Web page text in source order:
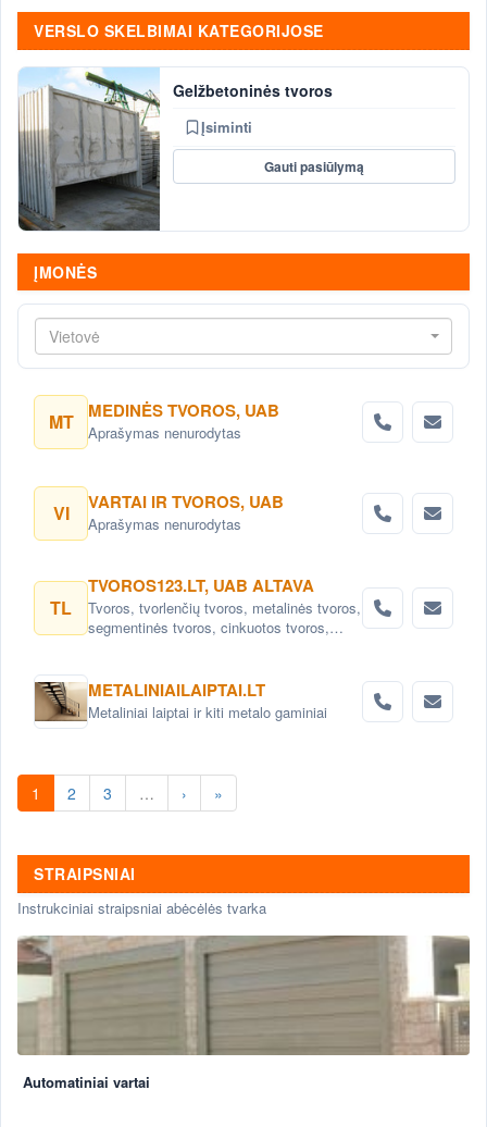
VERSLO SKELBIMAI KATEGORIJOSE
Gelžbetoninės tvoros
Įsiminti
Gauti pasiūlymą
ĮMONĖS
Vietovė
MT MEDINĖS TVOROS, UAB
Aprašymas nenurodytas
VI VARTAI IR TVOROS, UAB
Aprašymas nenurodytas
TL
TVOROS123.LT, UAB ALTAVA
Tvoros, tvorlenčių tvoros, metalinės tvoros,
segmentinės tvoros, cinkuotos tvoros,
Tvora, tvoros, tvoros segmentai, tvoros
stulpai, tvoralentės, cinkuotos tvoralentės.
Varstomi, stumdomi vartai, varteliai, tvoros
METALINIAILAIPTAI.LT
Metaliniai laiptai ir kiti metalo gaminiai
1 2 3 … › »
STRAIPSNIAI
Instrukciniai straipsniai abėcėlės tvarka
Automatiniai vartai